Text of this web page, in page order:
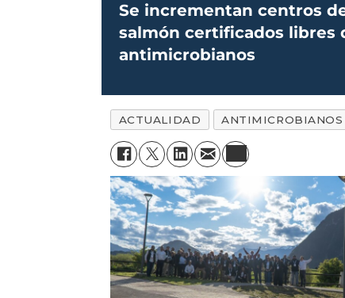
Se incrementan centros
salmón certificados libres
antimicrobianos
ACTUALIDAD ANTIMICROBIANOS